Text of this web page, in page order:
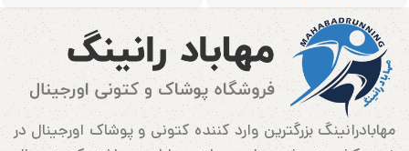
مهابادرانینگ بزرگترین وارد کننده کتونی و پوشاک اورجینال در